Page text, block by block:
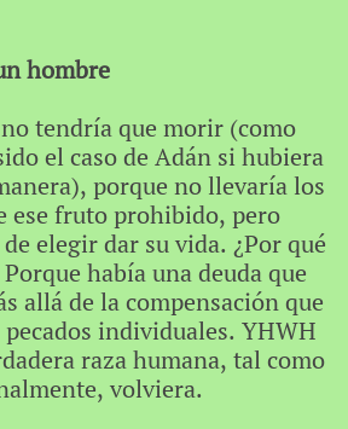
hombre
tendría que morir (como
el caso de Adán si hubiera
porque no llevaría los
ese fruto prohibido, pero
elegir dar su vida. ¿Por qué
había una deuda que
allá de la compensación que
individuales. YHWH
raza humana, tal como
volviera.